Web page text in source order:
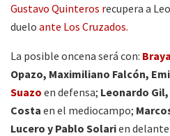
Gustavo Quinteros recupera a
duelo ante Los Cruzados.
La posible oncena será con:
Opazo, Maximiliano Falcón,
Suazo en defensa; Leonardo
Costa en el mediocampo;
Lucero y Pablo Solarien